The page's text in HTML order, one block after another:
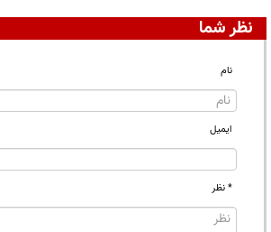
نظر شما
نام
ایمیل
* نظر